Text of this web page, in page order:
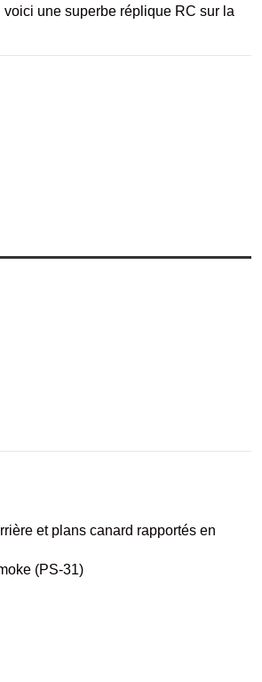
une superbe réplique RC sur la
et plans canard rapportés en
(PS-31)